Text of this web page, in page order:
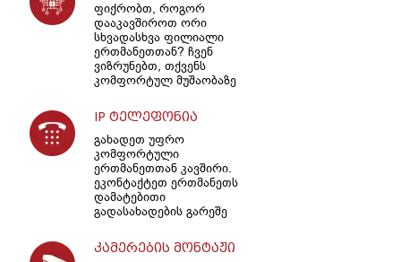
ფიქრობთ, როგორ
დააკავშიროთ ორი
სხვადასხვა ფილიალი
ერთმანეთთან? ჩვენ
ვიზრუნებთ, თქვენს
კომფორტულ მუშაობაზე
IP ტელეფონია
გახადეთ უფრო
კომფორტული
ერთმანეთთან კავშირი.
ეკონტაქტეთ ერთმანეთს
დამატებითი
გადასახადების გარეშე
კამერების მონტაჟი